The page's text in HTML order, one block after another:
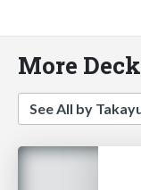
More
See All by